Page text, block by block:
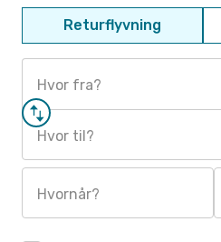
Returflyvning
Hvor fra?
Hvor til?
Hvornår?